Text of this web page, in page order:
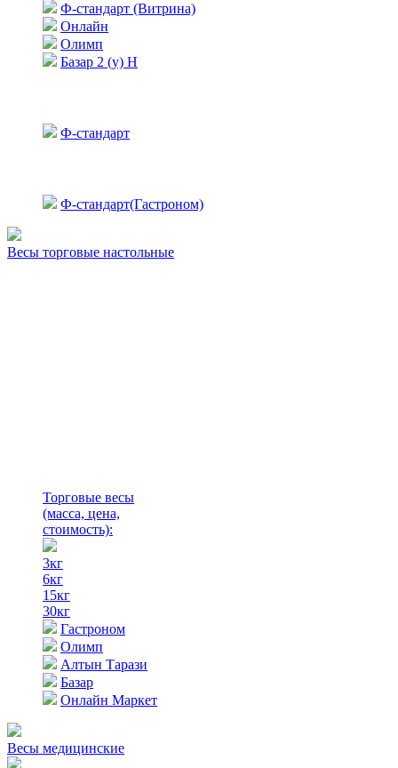
Ф-стандарт (Витрина)
Онлайн
Олимп
Базар 2 (у) Н
Ф-стандарт
Ф-стандарт(Гастроном)
Весы торговые настольные
Торговые весы
(масса, цена,
стоимость):
3кг
6кг
15кг
30кг
Гастроном
Олимп
Алтын Тарази
Базар
Онлайн Маркет
Весы медицинские